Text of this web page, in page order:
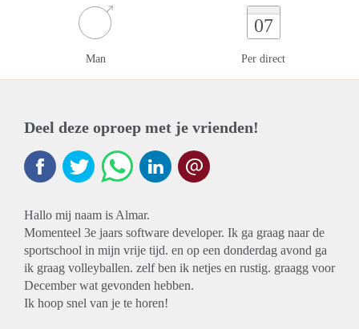
Man
07
Per direct
Deel deze oproep met je vrienden!
Hallo mij naam is Almar.
Momenteel 3e jaars software developer. Ik ga graag naar de
sportschool in mijn vrije tijd. en op een donderdag avond ga
ik graag volleyballen. zelf ben ik netjes en rustig. graagg voor
December wat gevonden hebben.
Ik hoop snel van je te horen!